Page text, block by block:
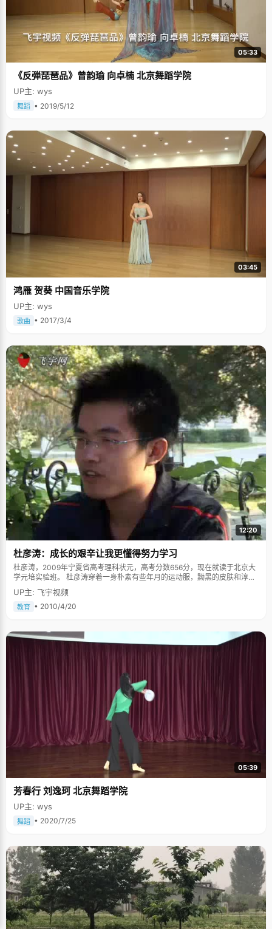
05:33
《反弾琵琶品》曾韵瑜 向卓楠 北京舞蹈学院
UP主: wys
舞蹈 • 2019/5/12
03:45
鸿雁 贺葵 中国音乐学院
UP主: wys
歌曲 • 2017/3/4
12:20
杜彦涛：成长的艰辛让我更懂得努力学习
杜彦涛，2009年宁夏省高考理科状元，高考分数656分，现在就读于北京大
学元培实验班。 杜彦涛穿着一身朴素有些年月的运动服，黝黑的皮肤和淳朴
腼腆的笑容，一副黑丝眼镜透出浓郁的书卷气息，他话语简洁，回答坦率、
真诚，属于比较内敛的孩子。 高三下学期，作为学校的保送生，杜彦涛早早
的拿到了北京大学元培实验班的录取通知，他完全可以放松下来，看着其他
败，班主任对我期望很高，希望我不要放弃高中阶段最后也最好一次证明自
己的机会"，杜彦涛说，"虽然这给我带来了一些压力，但是有压力才会有动
力，而且我相信自己有这个实力。"诚然，杜彦涛的成绩非常优秀，高三阶段
涛出生于一个并不太富裕的农民家庭，为了生存，爸爸很早就做起了小包工
头的工作，常年在工地打工。妈妈为了照顾孩子，在家附近摆了个水果摊，
当起了小摊贩，空闲的时候，杜彦涛会帮妈妈搬运水果，或者守一下摊子。
一家人的生活虽然不富裕，但是充满了幸福。爸爸妈妈的勤劳和辛苦让杜彦
涛过早的成熟起来。"小时候，爸爸妈妈常跟我说，要好好学习，上小学的时
候就嘱咐我一定要考名牌大学，考清华北大，"杜彦涛安静并且乖巧，在学习
上一直都很努力，"学习好能为家里人减少一些负担，这也成为我好好学习的
一个动力。因为成绩优秀，学校老师都会帮我想办法减免一些学费，进入银
川一中宏志班以后，国家给了补贴"。 想着妈妈每天早晨5：30就要起床给自
己做饭，昏黄灯光下忙碌和日渐消瘦的身影极大的震撼着杜彦涛的心，他无
比感叹的说，"我的先天条件比很多同学要差，出生时无法选择，我只能通过
学习，通过后天的努力来争取得到那些想要的东西，通过努力去改变家庭的
境况。我能够让父母骄傲的只有自己的成绩。" 在充满了各种物欲和分级的社
用来看小说，他最喜欢金庸先生的武侠，《天龙八部》、《射雕英雄传》等
看了好几遍，喜欢里边那些小人物，平民出生的英雄人物，在他们身上寻找
话，来激励自己继续努力。 状元的电话打到家里的那天，杜彦涛的妈妈兴奋
的泪水止不住的流淌下来，一夜未眠，她或许想的很多，孩子的优秀是每一
个母亲最激动和欣慰的事情，杜彦涛的成绩单给这个有些贫乏的家庭披上了
最华丽的衣衫。高考完之后，学校送了杜彦涛一台笔记本电脑，几位不愿出
名的企业家得知杜彦涛的家庭境况后慷慨的给予资助，帮助杜彦涛度过难
关。杜彦涛迎着北大下午金黄的阳光，深深地做了个呼吸，"我希望通过自己
的努力创造一个新的人生，让我的家庭得到改善，我感谢爸爸妈妈对我的培
养的支持。" 看着眼前这个有着点点自卑但是又充满抱负的小男孩，我仿佛看
到了很多来自农村的孩子们，出生的境况让他们在面对社会的时候要承受更
UP主: 飞宇视频
教育 • 2010/4/20
05:39
芳春行 刘逸珂 北京舞蹈学院
UP主: wys
舞蹈 • 2020/7/25